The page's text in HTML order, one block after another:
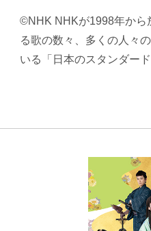
©NHK NHKが1998年から
る歌の数々、多くの人々
いる「日本のスタンダー